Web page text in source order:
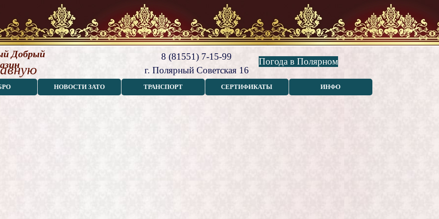
8 (81551) 7-15-99
г. Полярный Советская 16
Добрый
Погода в Полярном
НОВОСТИ ЗАТО ТРАНСПОРТ СЕРТИФИКАТЫ ИНФО